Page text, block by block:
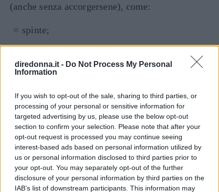
diredonna.it - Do Not Process My Personal
Information
If you wish to opt-out of the sale, sharing to third parties, or
processing of your personal or sensitive information for
targeted advertising by us, please use the below opt-out
section to confirm your selection. Please note that after your
opt-out request is processed you may continue seeing
interest-based ads based on personal information utilized by
us or personal information disclosed to third parties prior to
your opt-out. You may separately opt-out of the further
disclosure of your personal information by third parties on the
IAB’s list of downstream participants. This information may
(anche senza accorgersene), come:
spinte;
trazioni;
torsioni;
piegamenti;
squat;
equilibri.